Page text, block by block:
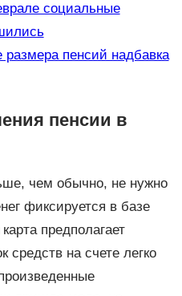
социальные
пенсий надбавка
пенсии в
чем обычно, не нужно
фиксируется в базе
предполагает
средств на счете легко